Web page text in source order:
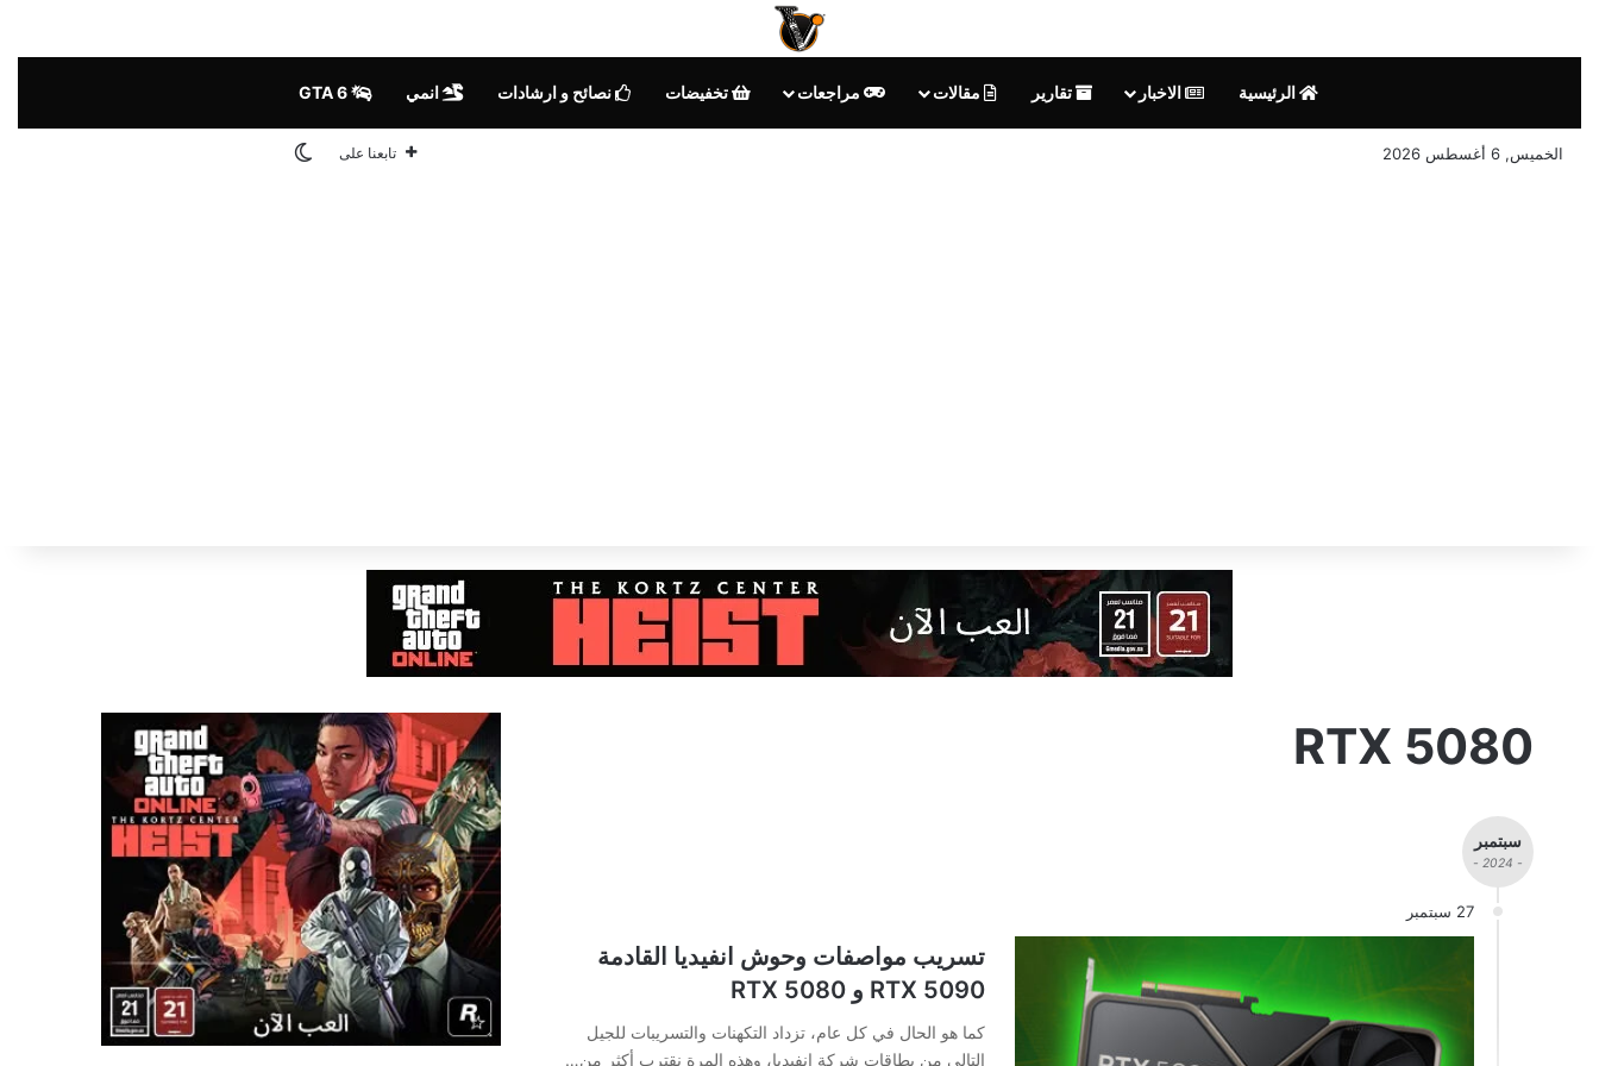
الرئيسية الاخبار تقارير مقالات مراجعات تخفيضات نصائح و ارشادات انمي
الخميس, 6 أغسطس 2026 تابعنا على الوضع المظلم
RTX 5080
سبتمبر
- 2024 -
27 سبتمبر
تسريب مواصفات وحوش انفيديا القادمة
RTX 5090 و RTX 5080
كما هو الحال في كل عام، تزداد التكهنات والتسريبات للجيل
التالي من بطاقات شركة انفيديا، وهذه المرة نقترب أكثر من…